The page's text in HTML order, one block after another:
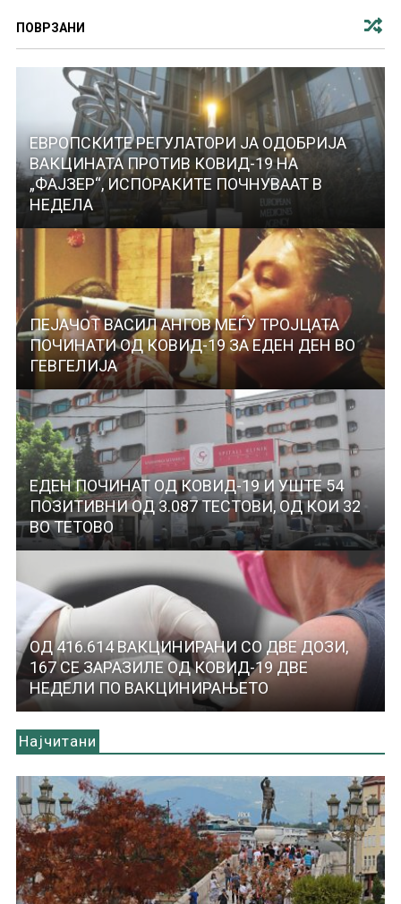
ПОВРЗАНИ
ЕВРОПСКИТЕ РЕГУЛАТОРИ ЈА ОДОБРИЈА
ВАКЦИНАТА ПРОТИВ КОВИД-19 НА
„ФАЈЗЕР“, ИСПОРАКИТЕ ПОЧНУВААТ В
НЕДЕЛА
ПЕЈАЧОТ ВАСИЛ АНГОВ МЕЃУ ТРОЈЦАТА
ПОЧИНАТИ ОД КОВИД-19 ЗА ЕДЕН ДЕН ВО
ГЕВГЕЛИЈА
ЕДЕН ПОЧИНАТ ОД КОВИД-19 И УШТЕ 54
ПОЗИТИВНИ ОД 3.087 ТЕСТОВИ, ОД КОИ 32
ВО ТЕТОВО
ОД 416.614 ВАКЦИНИРАНИ СО ДВЕ ДОЗИ,
167 СЕ ЗАРАЗИЛЕ ОД КОВИД-19 ДВЕ
НЕДЕЛИ ПО ВАКЦИНИРАЊЕТО
Најчитани